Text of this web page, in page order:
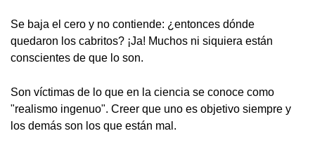
Se baja el cero y no contiende: ¿entonces dónde
quedaron los cabritos? ¡Ja! Muchos ni siquiera están
conscientes de que lo son.
Son víctimas de lo que en la ciencia se conoce como
"realismo ingenuo". Creer que uno es objetivo siempre y
los demás son los que están mal.